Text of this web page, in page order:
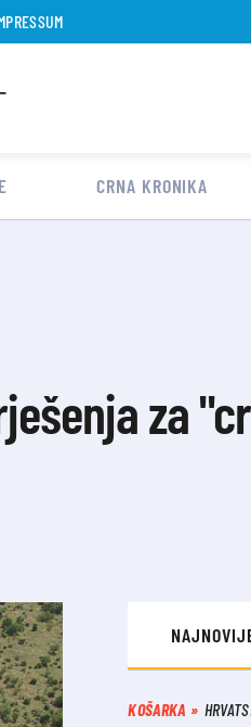
CRNA KRONIKA
za
KOŠARKA